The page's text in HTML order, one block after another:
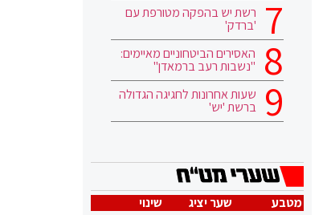
רשת יש בהפקה מטורפת עם
'ברדק'
האסירים הביטחוניים מאיימים:
"נשבות רעב ברמאדן"
שעות אחרונות לחגיגה הגדולה
ברשת 'יש'
מטבע שער יציג
שינוי